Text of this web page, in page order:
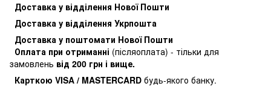
Доставка у відділення Нової Пошти
Доставка у відділення Укрпошта
Доставка у поштомати Нової Пошти
Оплата при отриманні (післяоплата) - тільки для
замовлень від 200 грн і вище.
Карткою VISA / MASTERCARD будь-якого банку.